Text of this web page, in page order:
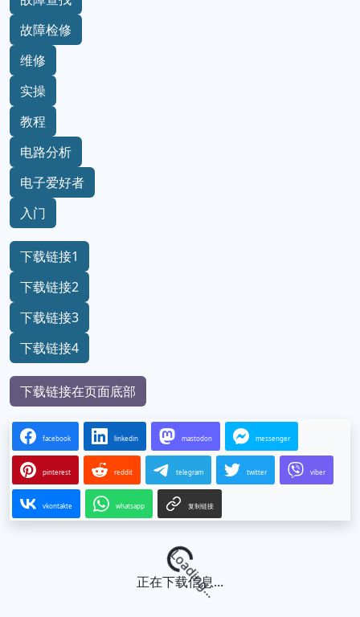
故障检修
维修
实操
教程
电路分析
电子爱好者
入门
下载链接1
下载链接2
下载链接3
下载链接4
下载链接在页面底部
facebook linkedin mastodon messenger
pinterest reddit telegram twitter viber
vkontakte whatsapp 复制链接
Loading...
正在下载信息...